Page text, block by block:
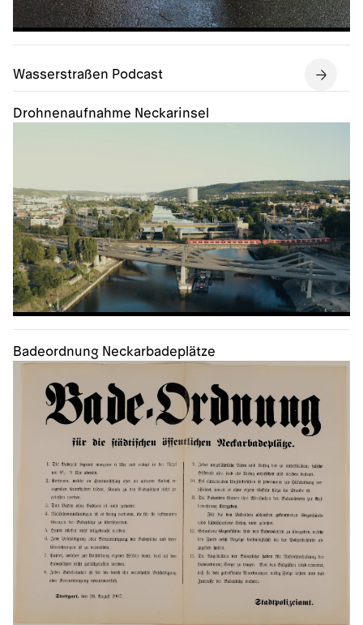
Wasserstraßen Podcast
Drohnenaufnahme Neckarinsel
Badeordnung Neckarbadeplätze